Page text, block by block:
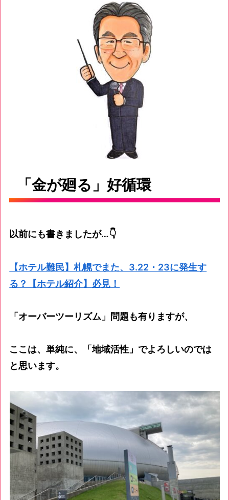
「金が廻る」好循環
以前にも書きましたが…👇
【ホテル難民】札幌でまた、3.22・23に発生す
る？【ホテル紹介】必見！
「オーバーツーリズム」問題も有りますが、
ここは、単純に、「地域活性」でよろしいのでは
と思います。